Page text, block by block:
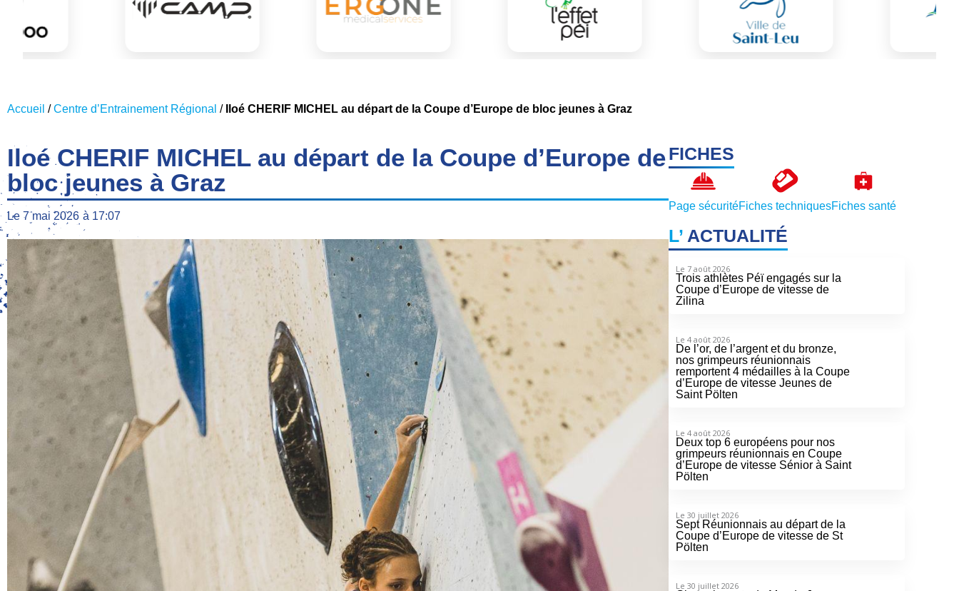
Accueil /Centre d’Entrainement Régional / Iloé CHERIF MICHEL au départ de la Coupe d’Europe de bloc jeunes à Graz
Iloé CHERIF MICHEL au départ de la Coupe d’Europe de
bloc jeunes à Graz
Le 7 mai 2026 à 17:07
FICHES
Page sécuritéFiches techniquesFiches santé
L’ACTUALITÉ
Le 7 août 2026
Trois athlètes Péï engagés sur la
Coupe d’Europe de vitesse de
Zilina
Le 4 août 2026
De l’or, de l’argent et du bronze,
nos grimpeurs réunionnais
remportent 4 médailles à la Coupe
d’Europe de vitesse Jeunes de
Saint Pölten
Le 4 août 2026
Deux top 6 européens pour nos
grimpeurs réunionnais en Coupe
d’Europe de vitesse Sénior à Saint
Pölten
Le 30 juillet 2026
Sept Réunionnais au départ de la
Coupe d’Europe de vitesse de St
Pölten
Le 30 juillet 2026